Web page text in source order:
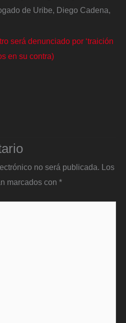
de Uribe, Diego Cadena,
será denunciado por ‘traición
en su contra)
no será publicada. Los
marcados con *